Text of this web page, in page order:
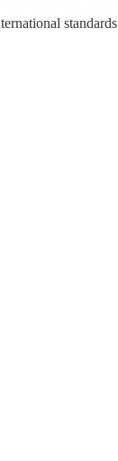
standards